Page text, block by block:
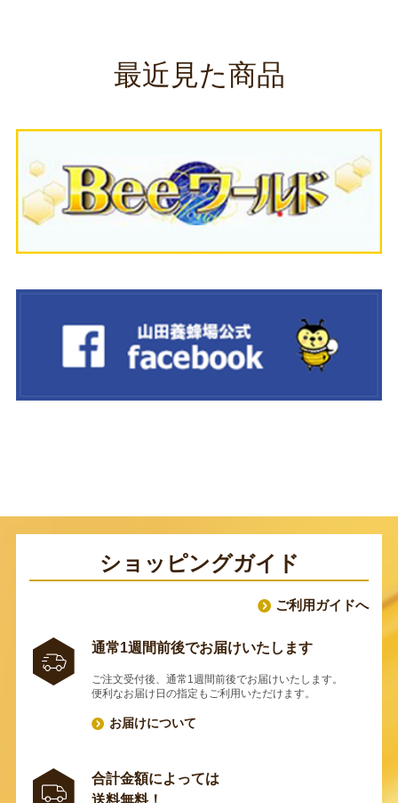
最近見た商品
ショッピングガイド
ご利用ガイドへ
通常1週間前後でお届けいたします
ご注文受付後、通常1週間前後でお届けいたします。
便利なお届け日の指定もご利用いただけます。
お届けについて
合計金額によっては